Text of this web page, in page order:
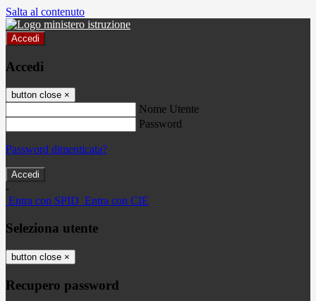
Salta al contenuto
Accedi
Accedi
button close ×
Nome Utente
Password
Password dimenticata?
-
Entra con SPID Entra con CIE
Seleziona utente
button close ×
Recupero password